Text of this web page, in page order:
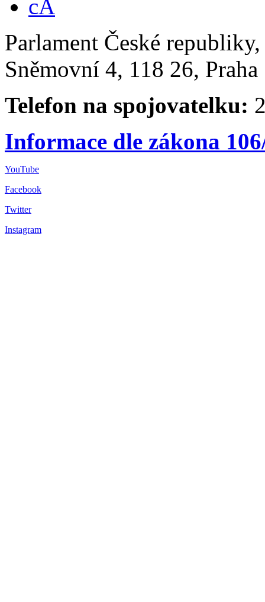
Parlament České
Sněmovní 4, 118 26,
Telefon na spojovatelku:
Informace dle zákona
YouTube
Facebook
Twitter
Instagram